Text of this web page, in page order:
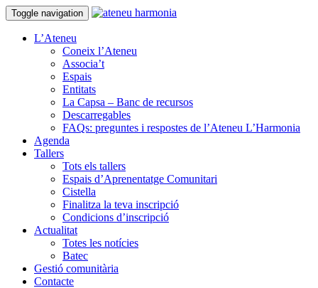
Toggle navigation
L’Ateneu
Coneix l’Ateneu
Associa’t
Espais
Entitats
La Capsa – Banc de recursos
Descarregables
FAQs: preguntes i respostes de l’Ateneu L’Harmonia
Agenda
Tallers
Tots els tallers
Espais d’Aprenentatge Comunitari
Cistella
Finalitza la teva inscripció
Condicions d’inscripció
Actualitat
Totes les notícies
Batec
Gestió comunitària
Contacte